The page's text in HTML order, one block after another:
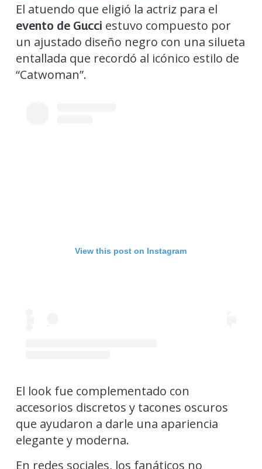
El atuendo que eligió la actriz para el
evento de Gucci estuvo compuesto por
un ajustado diseño negro con una silueta
entallada que recordó al icónico estilo de
“Catwoman”.
View this post on Instagram
El look fue complementado con
accesorios discretos y tacones oscuros
que ayudaron a darle una apariencia
elegante y moderna.
En redes sociales, los fanáticos no